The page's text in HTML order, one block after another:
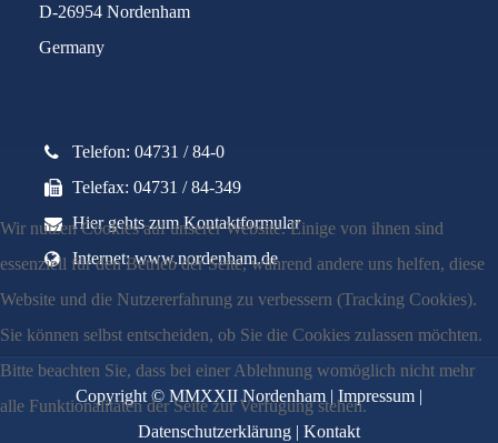
D-26954 Nordenham
Germany
Telefon: 04731 / 84-0
Telefax: 04731 / 84-349
Hier gehts zum Kontaktformular
Internet: www.nordenham.de
Copyright © MMXXII Nordenham |Impressum |
Datenschutzerklärung | Kontakt
Wir nutzen Cookies auf unserer Website. Einige von ihnen sind
essenziell für den Betrieb der Seite, während andere uns helfen, diese
Website und die Nutzererfahrung zu verbessern (Tracking Cookies).
Sie können selbst entscheiden, ob Sie die Cookies zulassen möchten.
Bitte beachten Sie, dass bei einer Ablehnung womöglich nicht mehr
alle Funktionalitäten der Seite zur Verfügung stehen.